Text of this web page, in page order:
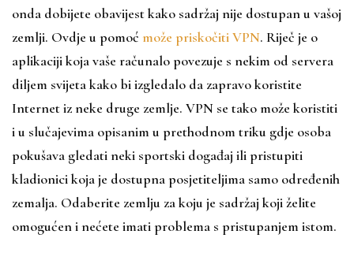
onda dobijete obavijest kako sadržaj nije dostupan u vašoj
zemlji. Ovdje u pomoć može priskočiti VPN. Riječ je o
aplikaciji koja vaše računalo povezuje s nekim od servera
diljem svijeta kako bi izgledalo da zapravo koristite
Internet iz neke druge zemlje. VPN se tako može koristiti
i u slučajevima opisanim u prethodnom triku gdje osoba
pokušava gledati neki sportski događaj ili pristupiti
kladionici koja je dostupna posjetiteljima samo određenih
zemalja. Odaberite zemlju za koju je sadržaj koji želite
omogućen i nećete imati problema s pristupanjem istom.